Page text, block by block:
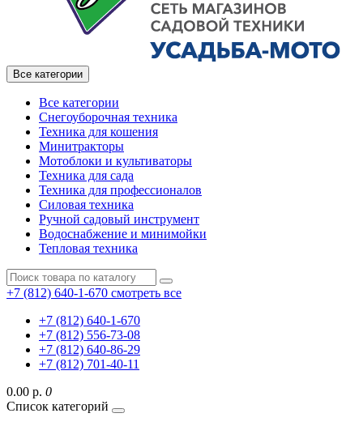
Все категории
Все категории
Снегоуборочная техника
Техника для кошения
Минитракторы
Мотоблоки и культиваторы
Техника для сада
Техника для профессионалов
Силовая техника
Ручной садовый инструмент
Водоснабжение и минимойки
Тепловая техника
+7 (812) 640-1-670 смотреть все
+7 (812) 640-1-670
+7 (812) 556-73-08
+7 (812) 640-86-29
+7 (812) 701-40-11
0.00 р. 0
Список категорий